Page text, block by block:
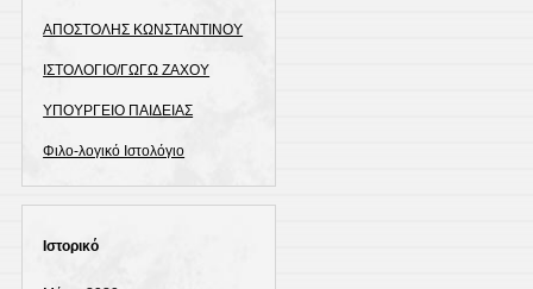
ΑΠΟΣΤΟΛΗΣ ΚΩΝΣΤΑΝΤΙΝΟΥ
ΙΣΤΟΛΟΓΙΟ/ΓΩΓΩ ΖΑΧΟΥ
ΥΠΟΥΡΓΕΙΟ ΠΑΙΔΕΙΑΣ
Φιλο-λογικό Ιστολόγιο
Ιστορικό